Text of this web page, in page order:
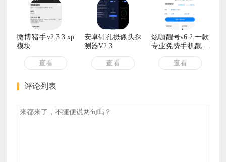
微博猪手v2.3.3 xp
模块
查看
安卓针孔摄像头探
测器V2.3
查看
炫咖靓号v6.2 一款
专业免费手机靓号
扫号工具
查看
评论列表